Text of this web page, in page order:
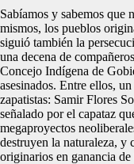
Sabíamos y sabemos que
mismos, los pueblos
siguió también la
una decena de
Concejo Indígena de
asesinados. Entre ellos,
zapatistas: Samir Flores
señalado por el capataz
megaproyectos
destruyen la naturaleza, y
originarios en ganancia de